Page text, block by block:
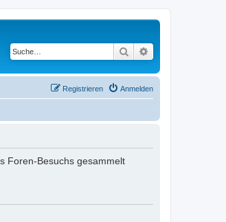
Suche
Anmelden
Registrieren
Foren-Besuchs gesammelt